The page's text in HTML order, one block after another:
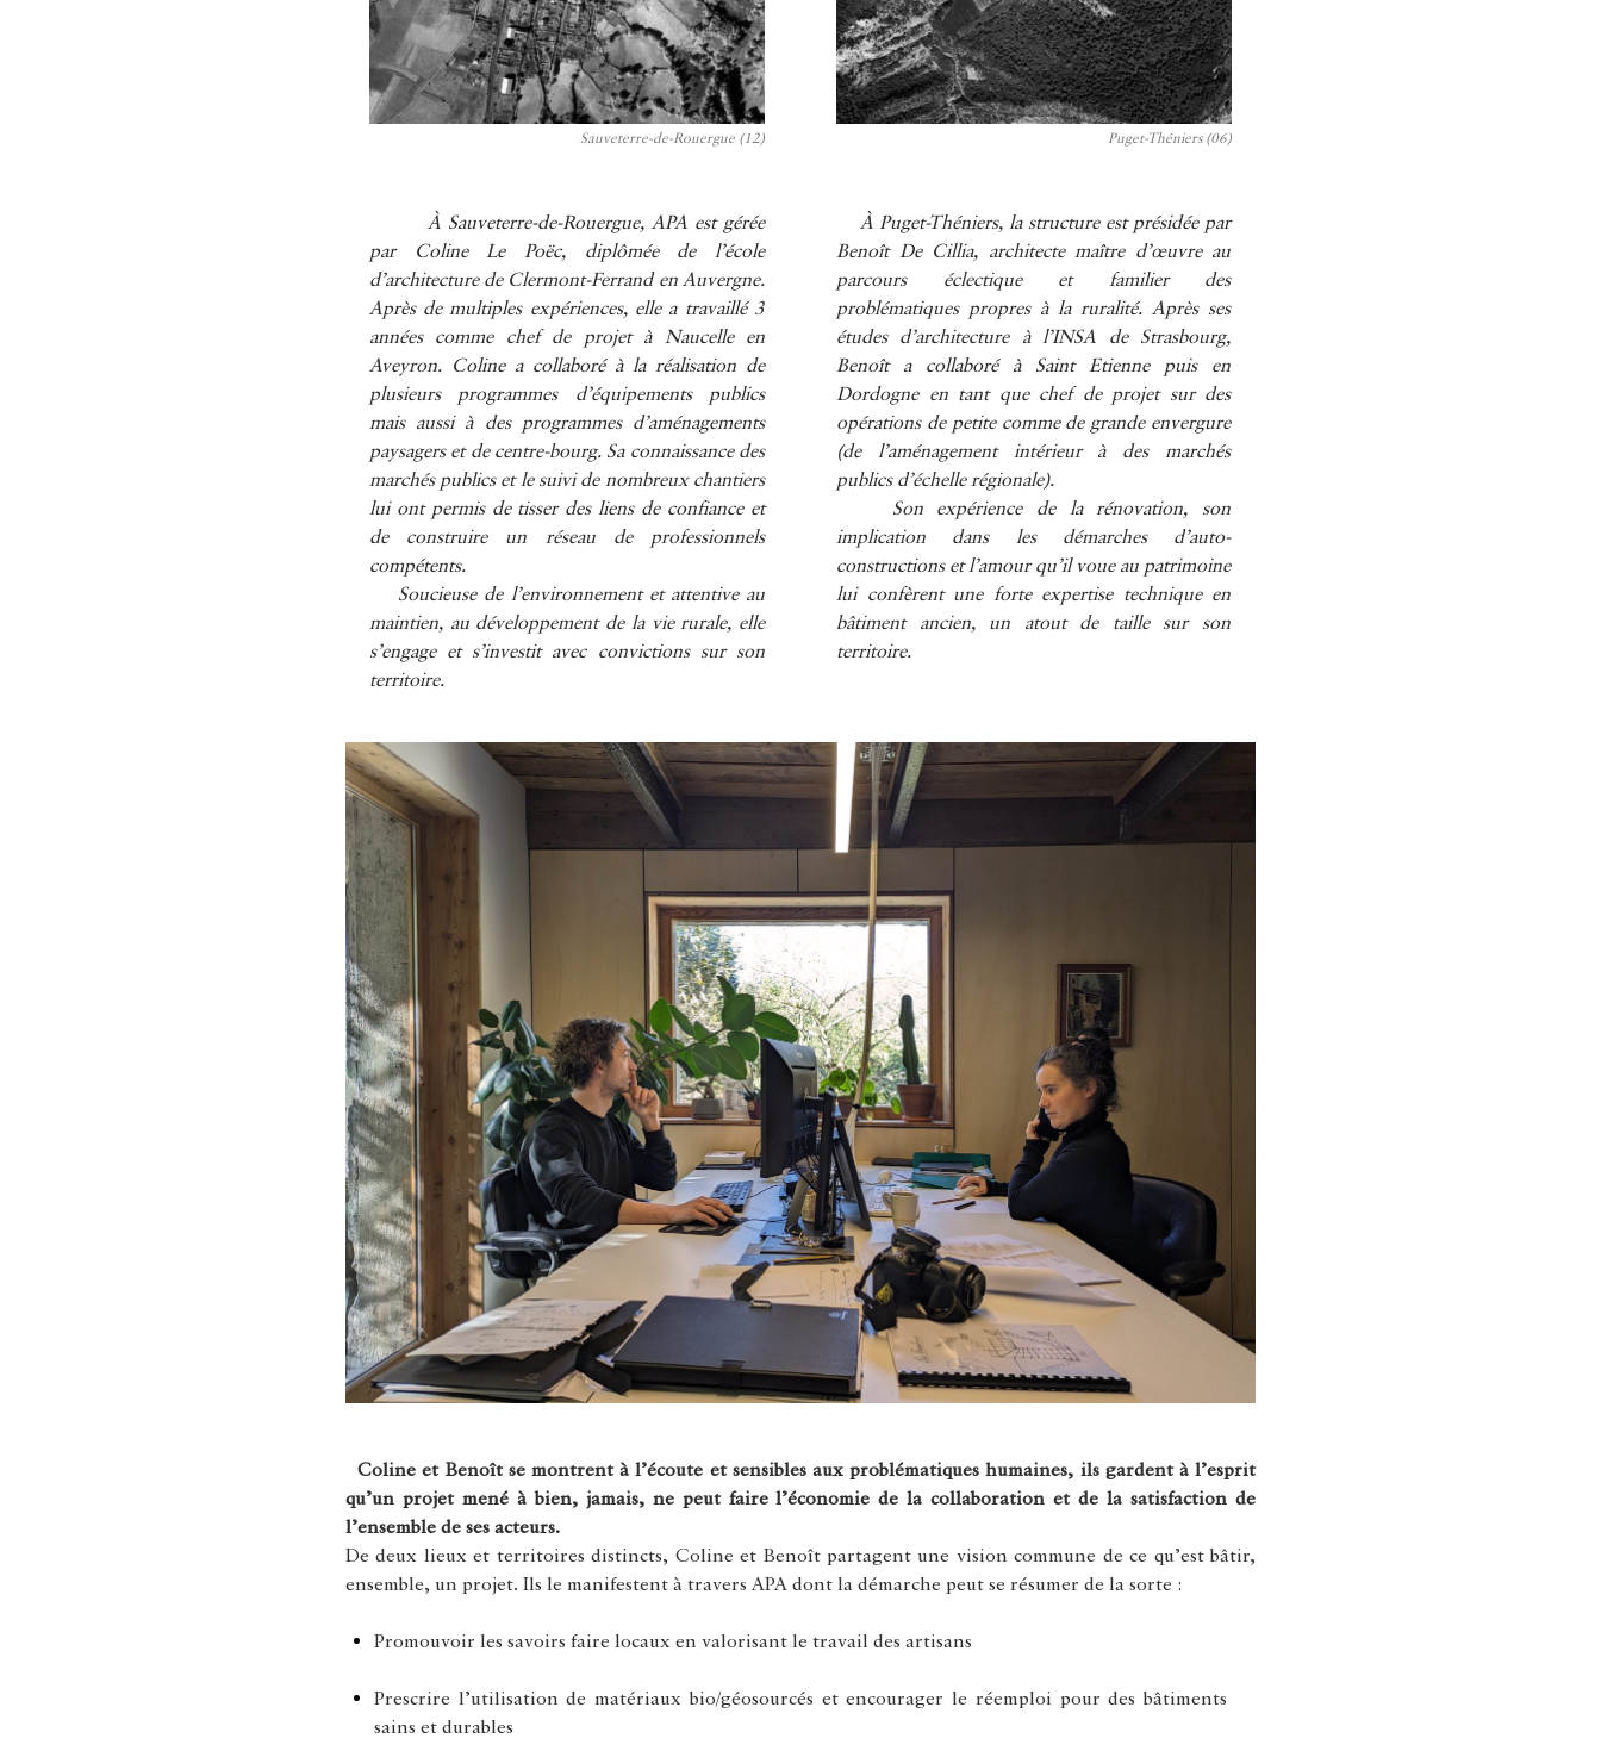
Sauveterre-de-Rouergue (12)
À Sauveterre-de-Rouergue, APA est gérée
par Coline Le Poëc, diplômée de l’école
d’architecture de Clermont-Ferrand en Auvergne.
Après de multiples expériences, elle a travaillé 3
années comme chef de projet à Naucelle en
Aveyron. Coline a collaboré à la réalisation de
plusieurs programmes d’équipements publics
mais aussi à des programmes d’aménagements
paysagers et de centre-bourg. Sa connaissance des
marchés publics et le suivi de nombreux chantiers
lui ont permis de tisser des liens de confiance et
de construire un réseau de professionnels
compétents.
Soucieuse de l’environnement et attentive au
maintien, au développement de la vie rurale, elle
s’engage et s’investit avec convictions sur son
territoire.
Puget-Théniers (06)
À Puget-Théniers, la structure est présidée par
Benoît De Cillia, architecte maître d’œuvre au
parcours éclectique et familier des
problématiques propres à la ruralité. Après ses
études d’architecture à l’INSA de Strasbourg,
Benoît a collaboré à Saint Etienne puis en
Dordogne en tant que chef de projet sur des
opérations de petite comme de grande envergure
(de l’aménagement intérieur à des marchés
publics d’échelle régionale).
Son expérience de la rénovation, son
implication dans les démarches d’auto-
constructions et l’amour qu’il voue au patrimoine
lui confèrent une forte expertise technique en
bâtiment ancien, un atout de taille sur son
territoire.
Coline et Benoît se montrent à l’écoute et sensibles aux problématiques humaines, ils gardent à l’esprit
qu’un projet mené à bien, jamais, ne peut faire l’économie de la collaboration et de la satisfaction de
l’ensemble de ses acteurs.
De deux lieux et territoires distincts, Coline et Benoît partagent une vision commune de ce qu’est bâtir,
ensemble, un projet. Ils le manifestent à travers APA dont la démarche peut se résumer de la sorte :
Promouvoir les savoirs faire locaux en valorisant le travail des artisans
Prescrire l’utilisation de matériaux bio/géosourcés et encourager le réemploi pour des bâtiments
sains et durables